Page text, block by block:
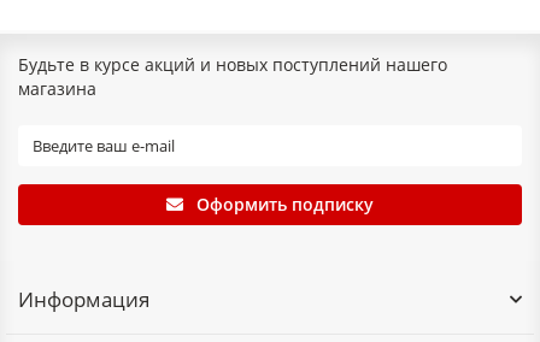
Будьте в курсе акций и новых поступлений нашего
магазина
Оформить подписку
Информация